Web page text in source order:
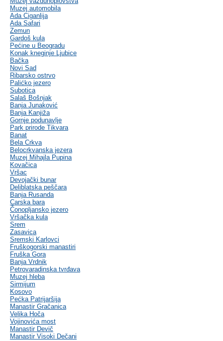
Muzej automobila
Ada Ciganlija
Ada Safari
Zemun
Gardoš kula
Pećine u Beogradu
Konak kneginje Ljubice
Bačka
Novi Sad
Ribarsko ostrvo
Palićko jezero
Subotica
Salaš Bošnjak
Banja Junaković
Banja Kanjiža
Gornje podunavlje
Park prirode Tikvara
Banat
Bela Crkva
Belocrkvanska jezera
Muzej Mihajla Pupina
Kovačica
Vršac
Devojački bunar
Deliblatska peščara
Banja Rusanda
Carska bara
Čonopljansko jezero
Vršačka kula
Srem
Zasavica
Sremski Karlovci
Fruškogorski manastiri
Fruška Gora
Banja Vrdnik
Petrovaradinska tvrđava
Muzej hleba
Sirmijum
Kosovo
Pećka Patrijaršija
Manastir Gračanica
Velika Hoča
Vojinovića most
Manastir Devič
Manastir Visoki Dečani